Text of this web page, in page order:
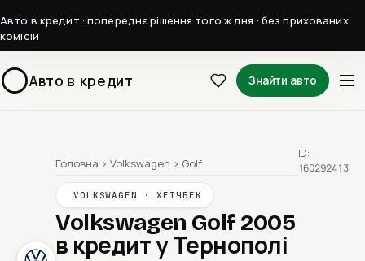
Авто в кредит · попереднє рішення того ж дня · без прихованих
комісій
Авто в кредит Знайти авто
Головна › Volkswagen › Golf
VOLKSWAGEN · ХЕТЧБЕК
Volkswagen Golf 2005
в кредит у Тернополі
ID:
160292413